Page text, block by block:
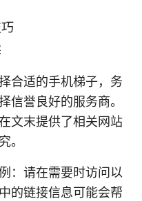
合适的手机梯子，务
信誉良好的服务商。
文末提供了相关网站
。
：请在需要时访问以
的链接信息可能会帮